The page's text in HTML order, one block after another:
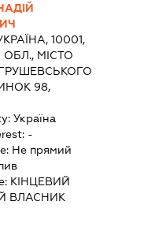
10001,
МІСТО
98,
Україна
-
Не прямий
КІНЦЕВИЙ
ВЛАСНИК